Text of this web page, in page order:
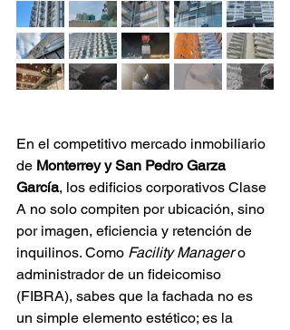
En el competitivo mercado inmobiliario
de Monterrey y San Pedro Garza
García, los edificios corporativos Clase
A no solo compiten por ubicación, sino
por imagen, eficiencia y retención de
inquilinos. Como Facility Manager o
administrador de un fideicomiso
(FIBRA), sabes que la fachada no es
un simple elemento estético; es la